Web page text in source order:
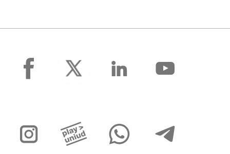
facebook